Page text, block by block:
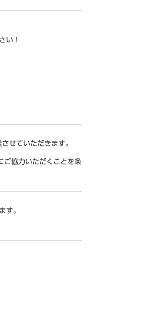
い！
せていただきます。
協力いただくことを条
す。